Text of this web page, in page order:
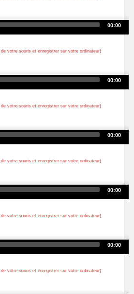
00:00
votre souris et enregistrer sur votre ordinateur)
00:00
votre souris et enregistrer sur votre ordinateur)
00:00
votre souris et enregistrer sur votre ordinateur)
00:00
votre souris et enregistrer sur votre ordinateur)
00:00
votre souris et enregistrer sur votre ordinateur)